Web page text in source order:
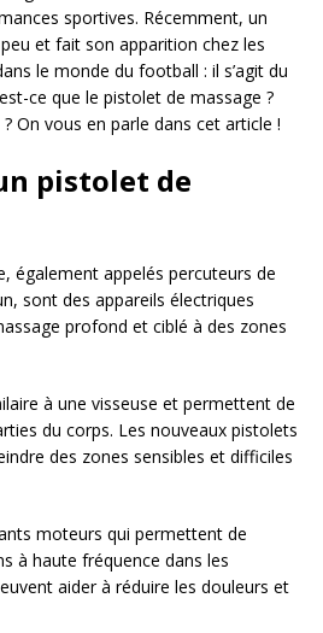
sportives. Récemment, un
et fait son apparition chez les
le monde du football : il s’agit du
ce que le pistolet de massage ?
On vous en parle dans cet article !
pistolet de
également appelés percuteurs de
sont des appareils électriques
profond et ciblé à des zones
à une visseuse et permettent de
du corps. Les nouveaux pistolets
des zones sensibles et difficiles
moteurs qui permettent de
à haute fréquence dans les
aider à réduire les douleurs et